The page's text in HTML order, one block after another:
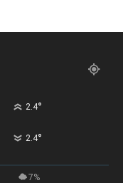
2.4°
2.4°
7%